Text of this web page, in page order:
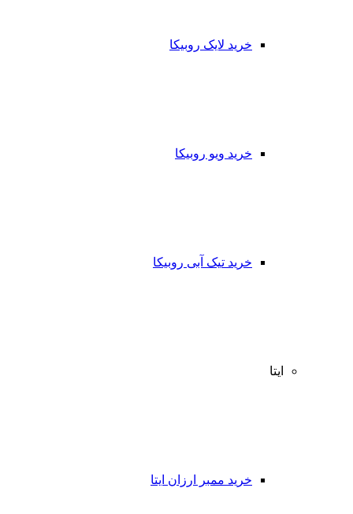
خرید لایک روبیکا
خرید ویو روبیکا
خرید تیک آبی روبیکا
ایتا
خرید ممبر ارزان ایتا